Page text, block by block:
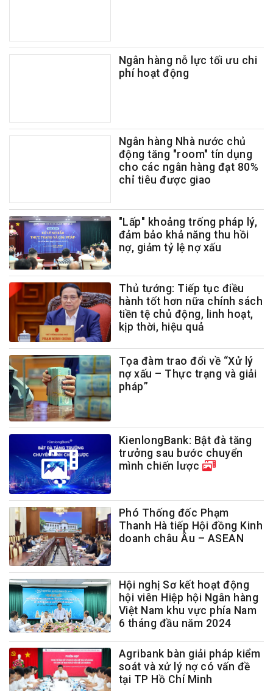
Ngân hàng nỗ lực tối ưu chi
phí hoạt động
Ngân hàng Nhà nước chủ
động tăng "room" tín dụng
cho các ngân hàng đạt 80%
chỉ tiêu được giao
"Lấp" khoảng trống pháp lý,
đảm bảo khả năng thu hồi
nợ, giảm tỷ lệ nợ xấu
Thủ tướng: Tiếp tục điều
hành tốt hơn nữa chính sách
tiền tệ chủ động, linh hoạt,
kịp thời, hiệu quả
Tọa đàm trao đổi về “Xử lý
nợ xấu – Thực trạng và giải
pháp”
KienlongBank: Bật đà tăng
trưởng sau bước chuyển
mình chiến lược
Phó Thống đốc Phạm
Thanh Hà tiếp Hội đồng Kinh
doanh châu Âu – ASEAN
Hội nghị Sơ kết hoạt động
hội viên Hiệp hội Ngân hàng
Việt Nam khu vực phía Nam
6 tháng đầu năm 2024
Agribank bàn giải pháp kiểm
soát và xử lý nợ có vấn đề
tại TP Hồ Chí Minh